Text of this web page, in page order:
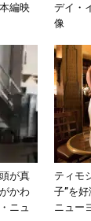
編映
デイ・
像
が真
かわ
ニュ
ティモ
子”を
ニュー